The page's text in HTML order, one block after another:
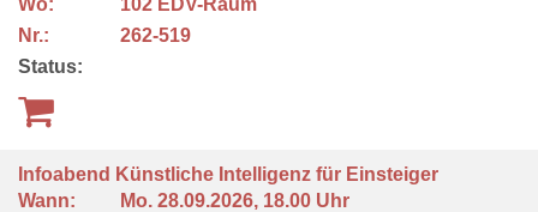
Wo:
102 EDV-Raum
Nr.:
262-519
Status:
Infoabend Künstliche Intelligenz für Einsteiger
Wann:
Mo. 28.09.2026, 18.00 Uhr